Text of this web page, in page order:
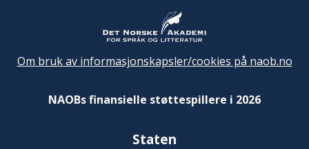
Om bruk av informasjonskapsler/cookies på naob.no
NAOBs finansielle støttespillere i 2026
Staten